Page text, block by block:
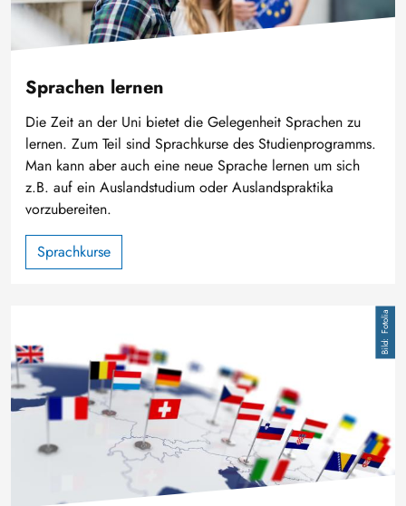
Sprachen lernen
Die Zeit an der Uni bietet die Gelegenheit Sprachen zu
lernen. Zum Teil sind Sprachkurse des Studienprogramms.
Man kann aber auch eine neue Sprache lernen um sich
z.B. auf ein Auslandstudium oder Auslandspraktika
vorzubereiten.
Sprachkurse
Fotolia